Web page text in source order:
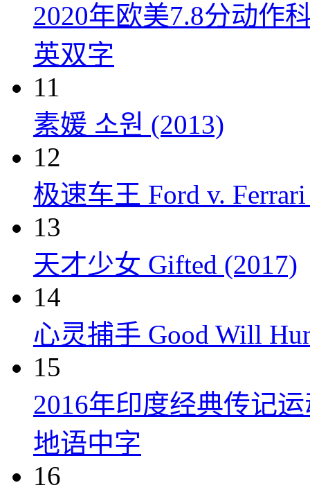
2020年欧美7.8分动作
英双字
11
素媛 소원 (2013)
12
极速车王 Ford v.
13
天才少女 Gifted (2017)
14
心灵捕手 Good Will
15
2016年印度经典传记
地语中字
16